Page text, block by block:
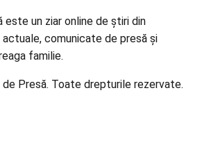
este un ziar online de știri din
actuale, comunicate de presă și
familie.
Presă. Toate drepturile rezervate.